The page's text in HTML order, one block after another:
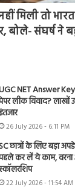
मिली तो
बोले- संघर्ष ने
NET Answer
लीक विवाद? लाखों
26 July 2026 - 6:11 PM
SC छात्रों के लिए बड़ा
कर लें ये काम,
22 July 2026 - 11:54 AM